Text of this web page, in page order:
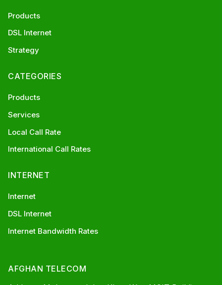
Products
DSL Internet
Strategy
CATEGORIES
Products
Services
Local Call Rate
International Call Rates
INTERNET
Internet
DSL Internet
Internet Bandwidth Rates
AFGHAN TELECOM